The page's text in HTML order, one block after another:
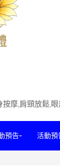
摩,肩頸放鬆,
預告- 活動預